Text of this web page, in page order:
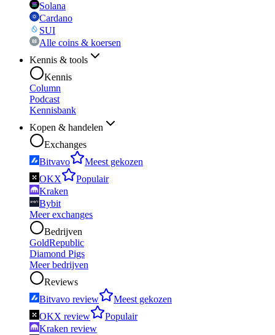
Solana
Cardano
SUI
Alle coins & koersen
Kennis & tools
Kennis
Column
Podcast
Kennisbank
Kopen & handelen
Exchanges
Bitvavo
Meest gekozen
OKX
Populair
Kraken
Bybit
Meer exchanges
Bedrijven
GoldRepublic
Diamond Pigs
Meer bedrijven
Reviews
Bitvavo review
Meest gekozen
OKX review
Populair
Kraken review